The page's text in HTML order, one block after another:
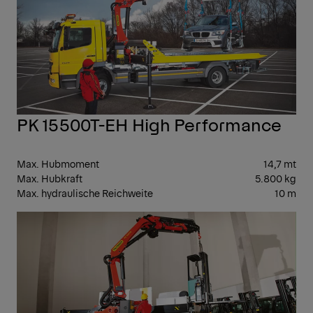
PK 15500T-EH High Performance
Max. Hubmoment
14,7 mt
Max. Hubkraft
5.800 kg
Max. hydraulische Reichweite
10 m